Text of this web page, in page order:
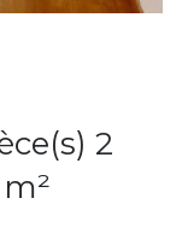
chambre(s) 71 m²